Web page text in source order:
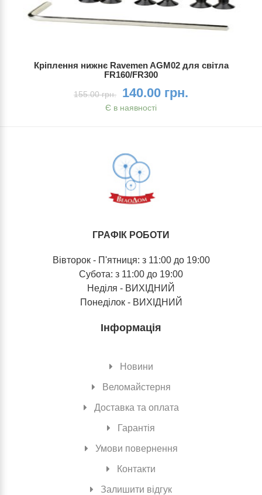
Кріплення нижнє Ravemen AGM02 для світла
FR160/FR300
155.00 грн. 140.00 грн.
Є в наявності
ГРАФІК РОБОТИ
Вівторок - П'ятниця: з 11:00 до 19:00
Субота: з 11:00 до 19:00
Неділя - ВИХІДНИЙ
Понеділок - ВИХІДНИЙ
Інформація
Новини
Веломайстерня
Доставка та оплата
Гарантія
Умови повернення
Контакти
Залишити відгук